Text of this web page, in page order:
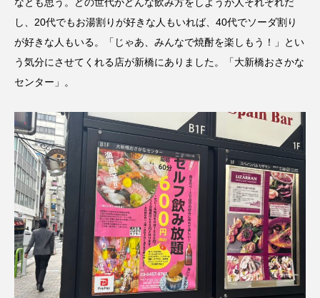
し、20代でもお湯割りが好きな人もいれば、40代でソーダ割り
が好きな人もいる。「じゃあ、みんなで焼酎を楽しもう！」とい
う気分にさせてくれる店が新橋にありました。「大新橋おさかな
センター」。